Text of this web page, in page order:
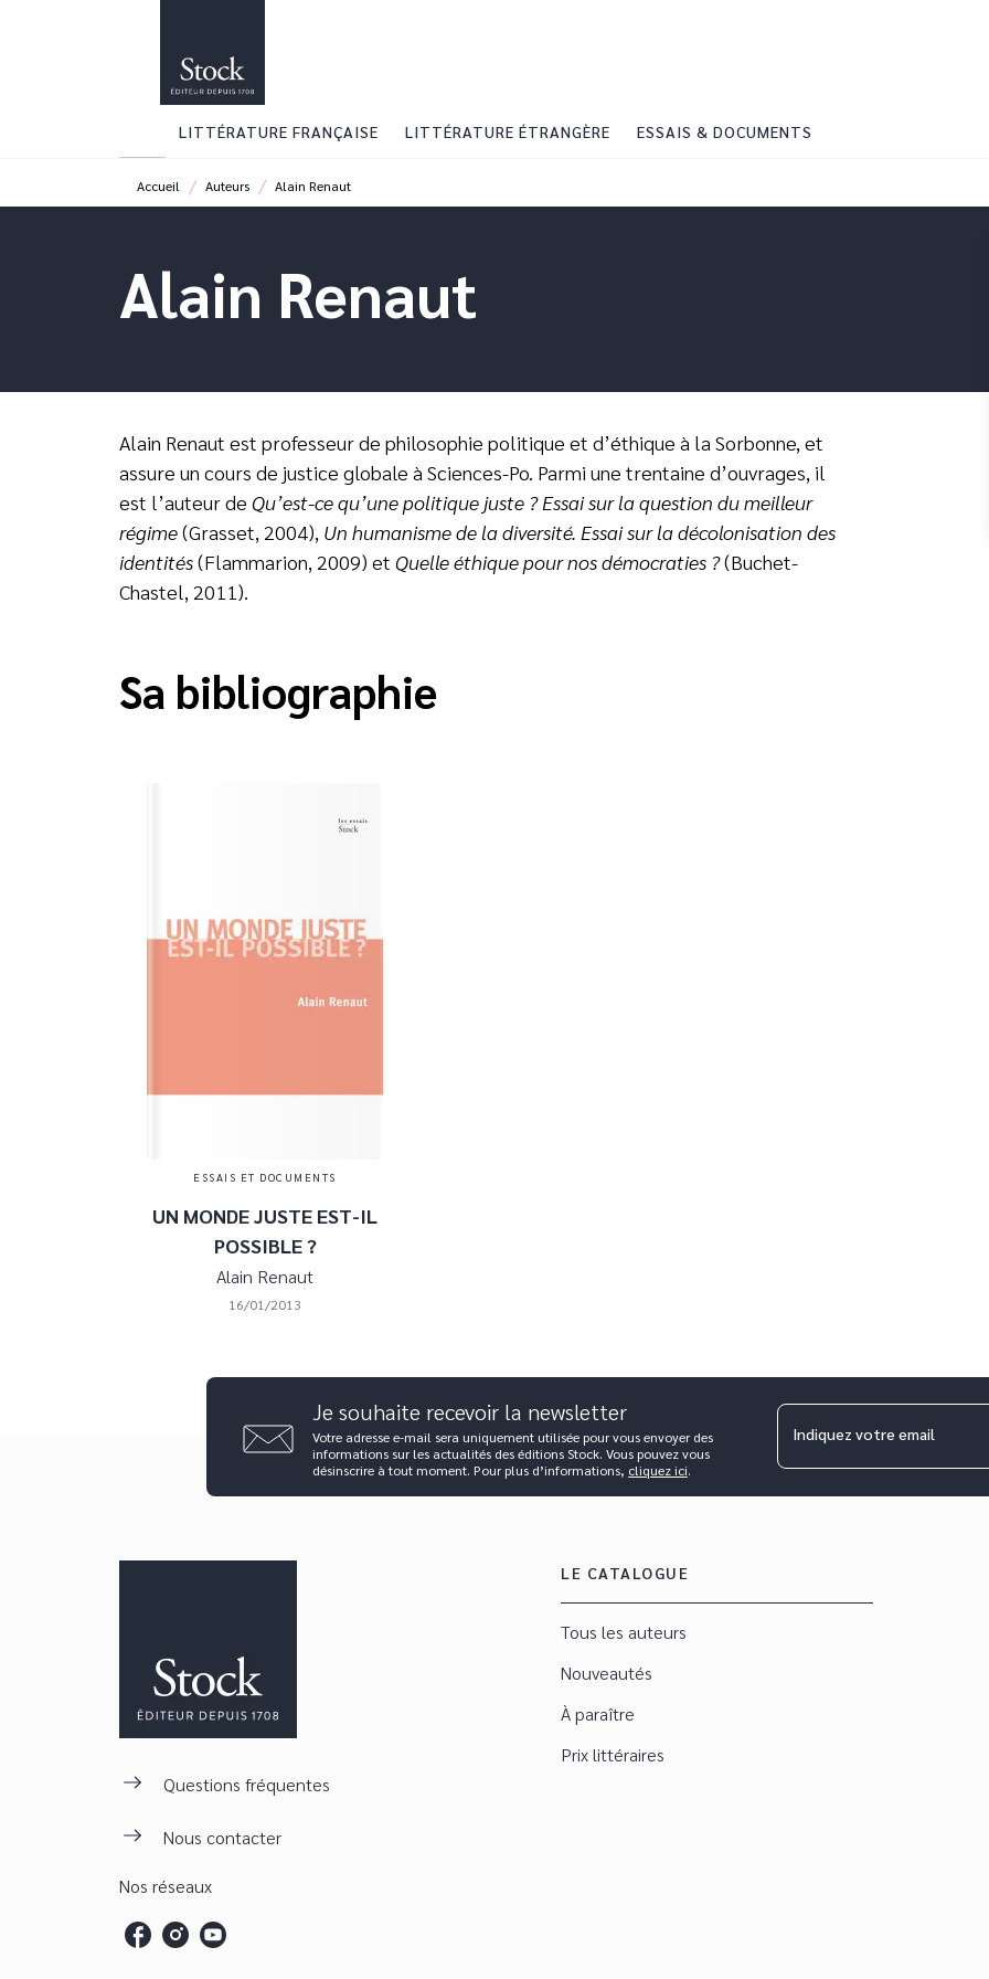
LITTÉRATURE FRANÇAISE LITTÉRATURE ÉTRANGÈRE ESSAIS & DOCUMENTS
Accueil / Auteurs / Alain Renaut
Alain Renaut
Alain Renaut est professeur de philosophie politique et d’éthique à la Sorbonne, et
assure un cours de justice globale à Sciences-Po. Parmi une trentaine d’ouvrages, il
est l’auteur de Qu’est-ce qu’une politique juste ? Essai sur la question du meilleur
régime(Grasset, 2004), Un humanisme de la diversité. Essai sur la décolonisation des
identités(Flammarion, 2009) et Quelle éthique pour nos démocraties ?(Buchet-
Chastel, 2011).
Sa bibliographie
ESSAIS ET DOCUMENTS
UN MONDE JUSTE EST-IL
POSSIBLE ?
Alain Renaut
16/01/2013
Je souhaite recevoir la newsletter
Votre adresse e-mail sera uniquement utilisée pour vous envoyer des
informations sur les actualités des éditions Stock. Vous pouvez vous
désinscrire à tout moment. Pour plus d’informations, cliquez ici.
Indiquez votre email
Questions fréquentes
Nous contacter
Nos réseaux
LE CATALOGUE
Tous les auteurs
Nouveautés
À paraître
Prix littéraires